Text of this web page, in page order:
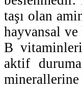
taşı olan
hayvansal
B
aktif
minerallerine